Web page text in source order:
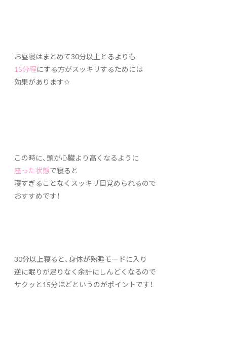
お昼寝はまとめて30分以上とるよりも
15分程にする方がスッキリするためには
効果があります✩
この時に、頭が心臓より高くなるように
座った状態で寝ると
寝すぎることなくスッキリ目覚められるので
おすすめです！
30分以上寝ると、身体が熟睡モードに入り
逆に眠りが足りなく余計にしんどくなるので
サクッと15分ほどというのがポイントです！